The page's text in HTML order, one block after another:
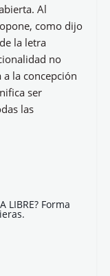
Al
como dijo
la letra
no
la concepción
ser
las
LIBRE? Forma